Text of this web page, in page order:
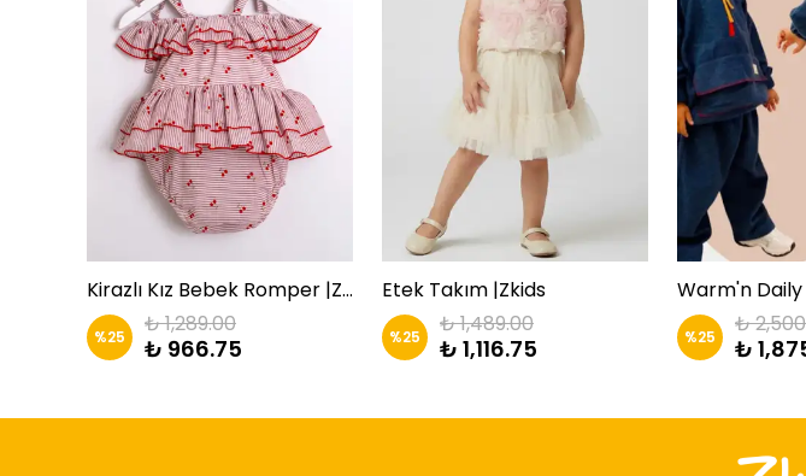
Kirazlı Kız Bebek Romper |ZKİDS
%25 ₺ 1,289.00
₺ 966.75
Etek Takım |Zkids
%25 ₺ 1,489.00
₺ 1,116.75 %25 ₺
₺